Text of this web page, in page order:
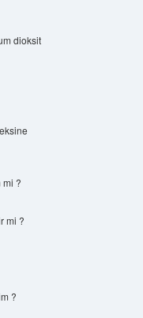
dioksit
?
mi ?
?